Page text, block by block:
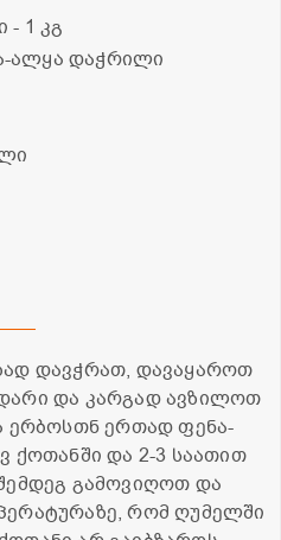
- 1 კგ
ალყა დაჭრილი
დავჭრათ, დავაყაროთ
და კარგად ავზილოთ
ერბოსთნ ერთად ფენა-
ქოთანში და 2-3 საათით
გამოვიღოთ და
რომ ღუმელში